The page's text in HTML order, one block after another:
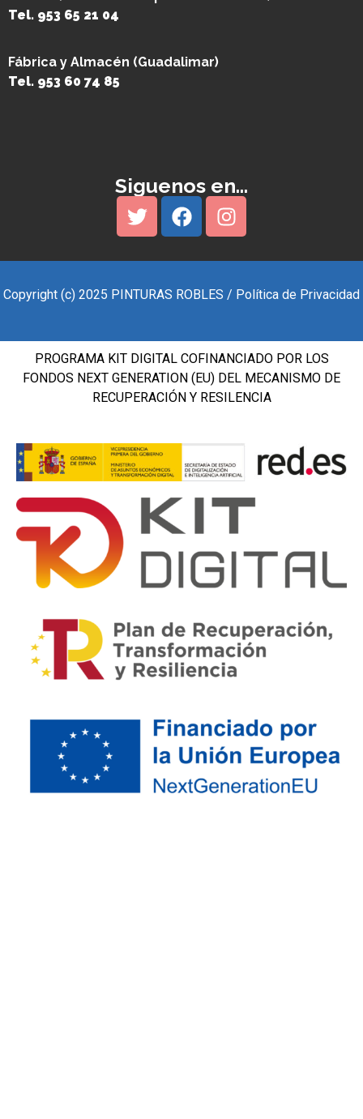
Tel. 953 65 21 04
Fábrica y Almacén (Guadalimar)
Tel. 953 60 74 85
Siguenos en...
Copyright (c) 2025 PINTURAS ROBLES / Política de Privacidad
PROGRAMA KIT DIGITAL COFINANCIADO POR LOS
FONDOS NEXT GENERATION (EU) DEL MECANISMO DE
RECUPERACIÓN Y RESILENCIA